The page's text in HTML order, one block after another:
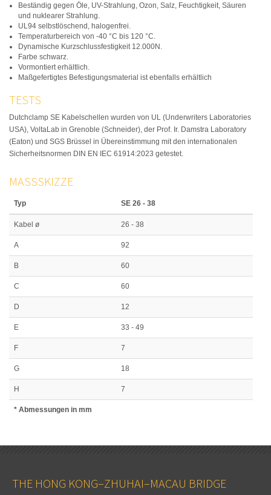
Beständig gegen Öle, UV-Strahlung, Ozon, Salz, Feuchtigkeit, Säuren
und nuklearer Strahlung.
UL94 selbstlöschend, halogenfrei.
Temperaturbereich von -40 °C bis 120 °C.
Dynamische Kurzschlussfestigkeit 12.000N.
Farbe schwarz.
Vormontiert erhältlich.
Maßgefertigtes Befestigungsmaterial ist ebenfalls erhältlich
TESTS
Dutchclamp SE Kabelschellen wurden von UL (Underwriters Laboratories
USA), VoltaLab in Grenoble (Schneider), der Prof. Ir. Damstra Laboratory
(Eaton) und SGS Brüssel in Übereinstimmung mit den internationalen
Sicherheitsnormen DIN EN IEC 61914:2023 getestet.
MASSSKIZZE
Typ SE 26 - 38
Kabel ø 26 - 38
A 92
B 60
C 60
D 12
E 33 - 49
F 7
G 18
H 7
* Abmessungen in mm
THE HONG KONG–ZHUHAI–MACAU BRIDGE